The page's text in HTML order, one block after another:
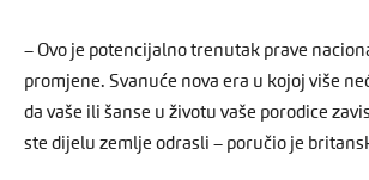
– Ovo je potencijalno trenutak prave
promjene. Svanuće nova era u kojoj više
da vaše ili šanse u životu vaše porodice
ste dijelu zemlje odrasli – poručio je